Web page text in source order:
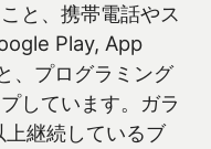
と、携帯電話やス
Play, App
、プログラミング
しています。ガラ
継続しているブ